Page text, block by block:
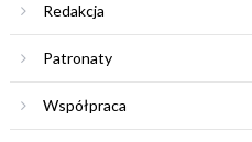
Redakcja
Patronaty
Współpraca